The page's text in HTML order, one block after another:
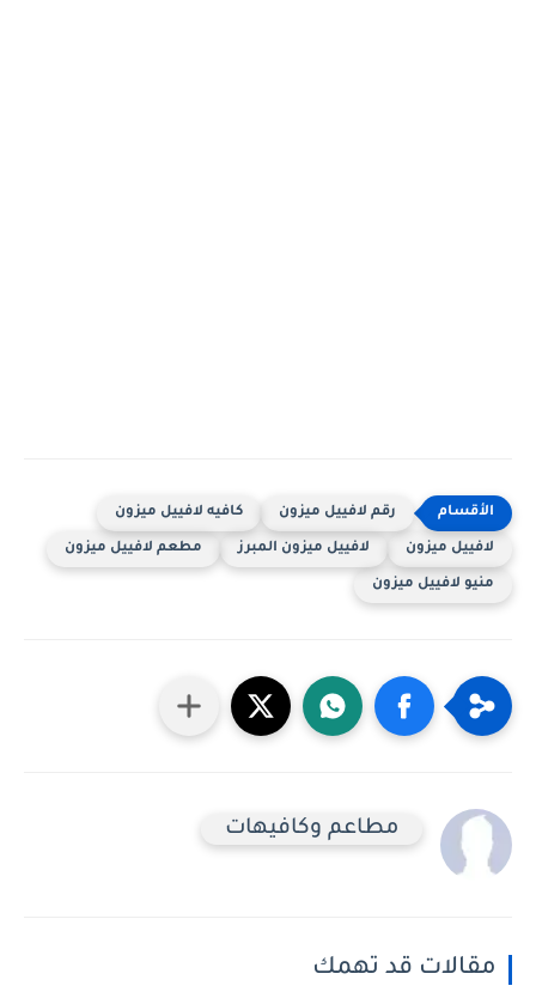
رقم لافييل ميزون كافيه لافييل ميزون
لافييل ميزون لافييل ميزون المبرز مطعم لافييل ميزون
منيو لافييل ميزون
مطاعم وكافيهات
مقالات قد تهمك